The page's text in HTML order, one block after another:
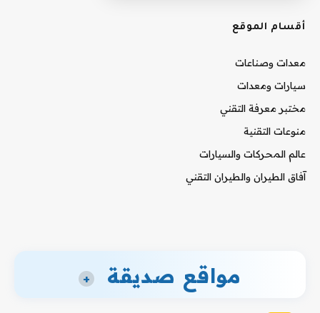
أقسام الموقع
معدات وصناعات
سيارات ومعدات
مختبر معرفة التقني
منوعات التقنية
عالم المحركات والسيارات
آفاق الطيران والطيران التقني
مواقع صديقة +